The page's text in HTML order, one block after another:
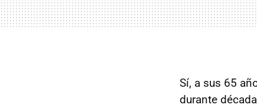
Sí, a sus 65
durante